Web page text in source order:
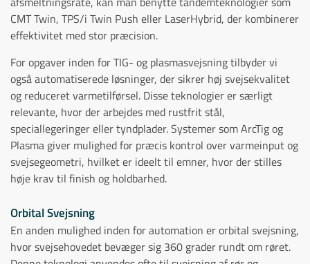
CMT Twin, TPS/i Twin Push eller LaserHybrid, der kombinerer
effektivitet med stor præcision.
For opgaver inden for TIG- og plasmasvejsning tilbyder vi
også automatiserede løsninger, der sikrer høj svejsekvalitet
og reduceret varmetilførsel. Disse teknologier er særligt
relevante, hvor der arbejdes med rustfrit stål,
speciallegeringer eller tyndplader. Systemer som ArcTig og
Plasma giver mulighed for præcis kontrol over varmeinput og
svejsegeometri, hvilket er ideelt til emner, hvor der stilles
høje krav til finish og holdbarhed.
Orbital Svejsning
En anden mulighed inden for automation er orbital svejsning,
hvor svejsehovedet bevæger sig 360 grader rundt om røret.